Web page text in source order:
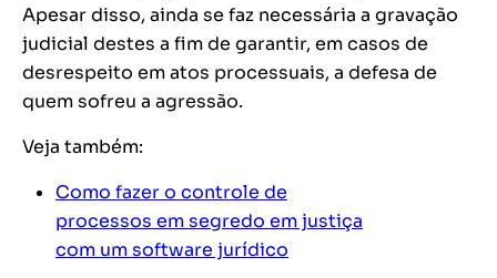
Apesar disso, ainda se faz necessária a gravação
judicial destes a fim de garantir, em casos de
desrespeito em atos processuais, a defesa de
quem sofreu a agressão.
Veja também:
Como fazer o controle de
processos em segredo em justiça
com um software jurídico